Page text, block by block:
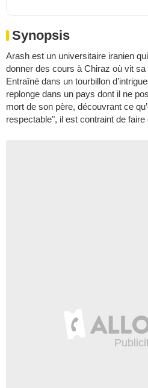
Synopsis
Arash est un universitaire iranien
donner des cours à Chiraz où vit
Entraîné dans un tourbillon
replonge dans un pays dont il ne
mort de son père, découvrant ce
respectable", il est contraint de faire